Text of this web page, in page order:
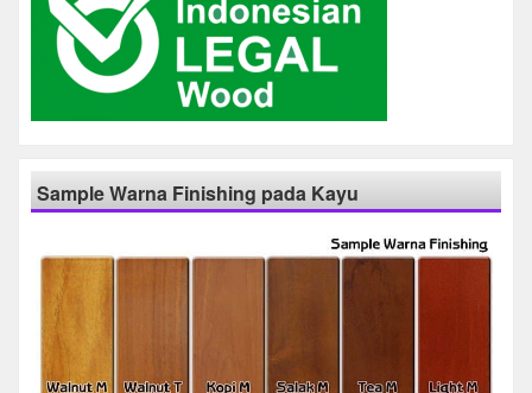
Sample Warna Finishing pada Kayu